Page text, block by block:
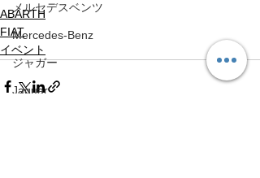
メルセデスベンツ
Mercedes-Benz
ジャガー
Jaguar
ABARTH
FIAT
イベント